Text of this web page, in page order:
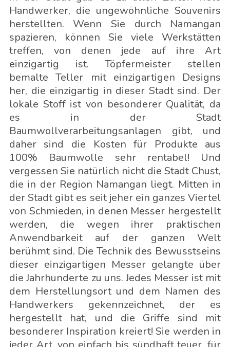
Handwerker, die ungewöhnliche Souvenirs
herstellten. Wenn Sie durch Namangan
spazieren, können Sie viele Werkstätten
treffen, von denen jede auf ihre Art
einzigartig ist. Töpfermeister stellen
bemalte Teller mit einzigartigen Designs
her, die einzigartig in dieser Stadt sind. Der
lokale Stoff ist von besonderer Qualität, da
es in der Stadt
Baumwollverarbeitungsanlagen gibt, und
daher sind die Kosten für Produkte aus
100% Baumwolle sehr rentabel! Und
vergessen Sie natürlich nicht die Stadt Chust,
die in der Region Namangan liegt. Mitten in
der Stadt gibt es seit jeher ein ganzes Viertel
von Schmieden, in denen Messer hergestellt
werden, die wegen ihrer praktischen
Anwendbarkeit auf der ganzen Welt
berühmt sind. Die Technik des Bewusstseins
dieser einzigartigen Messer gelangte über
die Jahrhunderte zu uns. Jedes Messer ist mit
dem Herstellungsort und dem Namen des
Handwerkers gekennzeichnet, der es
hergestellt hat, und die Griffe sind mit
besonderer Inspiration kreiert! Sie werden in